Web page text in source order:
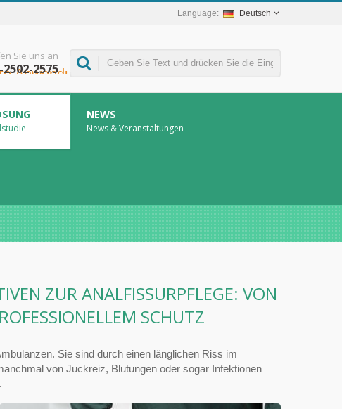
Deutsch
Sie uns an
2575
NEWS
News & Veranstaltungen
ZUR ANALFISSURPFLEGE: VON
SCHUTZ
Sie sind durch einen länglichen Riss im
von Juckreiz, Blutungen oder sogar Infektionen